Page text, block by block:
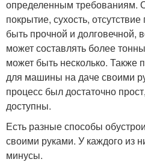
определенным требованиям.
покрытие, сухость,
быть прочной и долговечной,
может составлять более
может быть несколько. Также
для машины на даче своими
процесс был достаточно
доступны.
Есть разные способы
своими руками. У каждого из
минусы.